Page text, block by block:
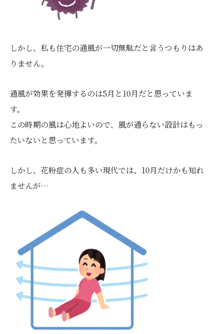
しかし、私も住宅の通風が一切無駄だと言うつもりはあ
りません。
通風が効果を発揮するのは5月と10月だと思っていま
す。
この時期の風は心地よいので、風が通らない設計はもっ
たいないと思っています。
しかし、花粉症の人も多い現代では、10月だけかも知れ
ませんが…